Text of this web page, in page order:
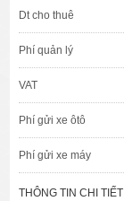
Dt cho thuê
Phí quản lý
VAT
Phí gửi xe ôtô
Phí gửi xe máy
THÔNG TIN CHI TIẾT